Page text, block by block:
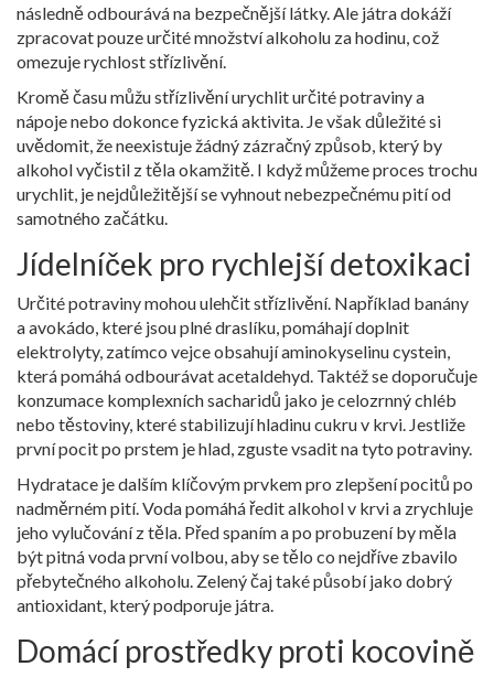
následně odbourává na bezpečnější látky. Ale játra dokáží
zpracovat pouze určité množství alkoholu za hodinu, což
omezuje rychlost střízlivění.
Kromě času můžu střízlivění urychlit určité potraviny a
nápoje nebo dokonce fyzická aktivita. Je však důležité si
uvědomit, že neexistuje žádný zázračný způsob, který by
alkohol vyčistil z těla okamžitě. I když můžeme proces trochu
urychlit, je nejdůležitější se vyhnout nebezpečnému pití od
samotného začátku.
Jídelníček pro rychlejší detoxikaci
Určité potraviny mohou ulehčit střízlivění. Například banány
a avokádo, které jsou plné draslíku, pomáhají doplnit
elektrolyty, zatímco vejce obsahují aminokyselinu cystein,
která pomáhá odbourávat acetaldehyd. Taktéž se doporučuje
konzumace komplexních sacharidů jako je celozrnný chléb
nebo těstoviny, které stabilizují hladinu cukru v krvi. Jestliže
první pocit po prstem je hlad, zguste vsadit na tyto potraviny.
Hydratace je dalším klíčovým prvkem pro zlepšení pocitů po
nadměrném pití. Voda pomáhá ředit alkohol v krvi a zrychluje
jeho vylučování z těla. Před spaním a po probuzení by měla
být pitná voda první volbou, aby se tělo co nejdříve zbavilo
přebytečného alkoholu. Zelený čaj také působí jako dobrý
antioxidant, který podporuje játra.
Domácí prostředky proti kocovině